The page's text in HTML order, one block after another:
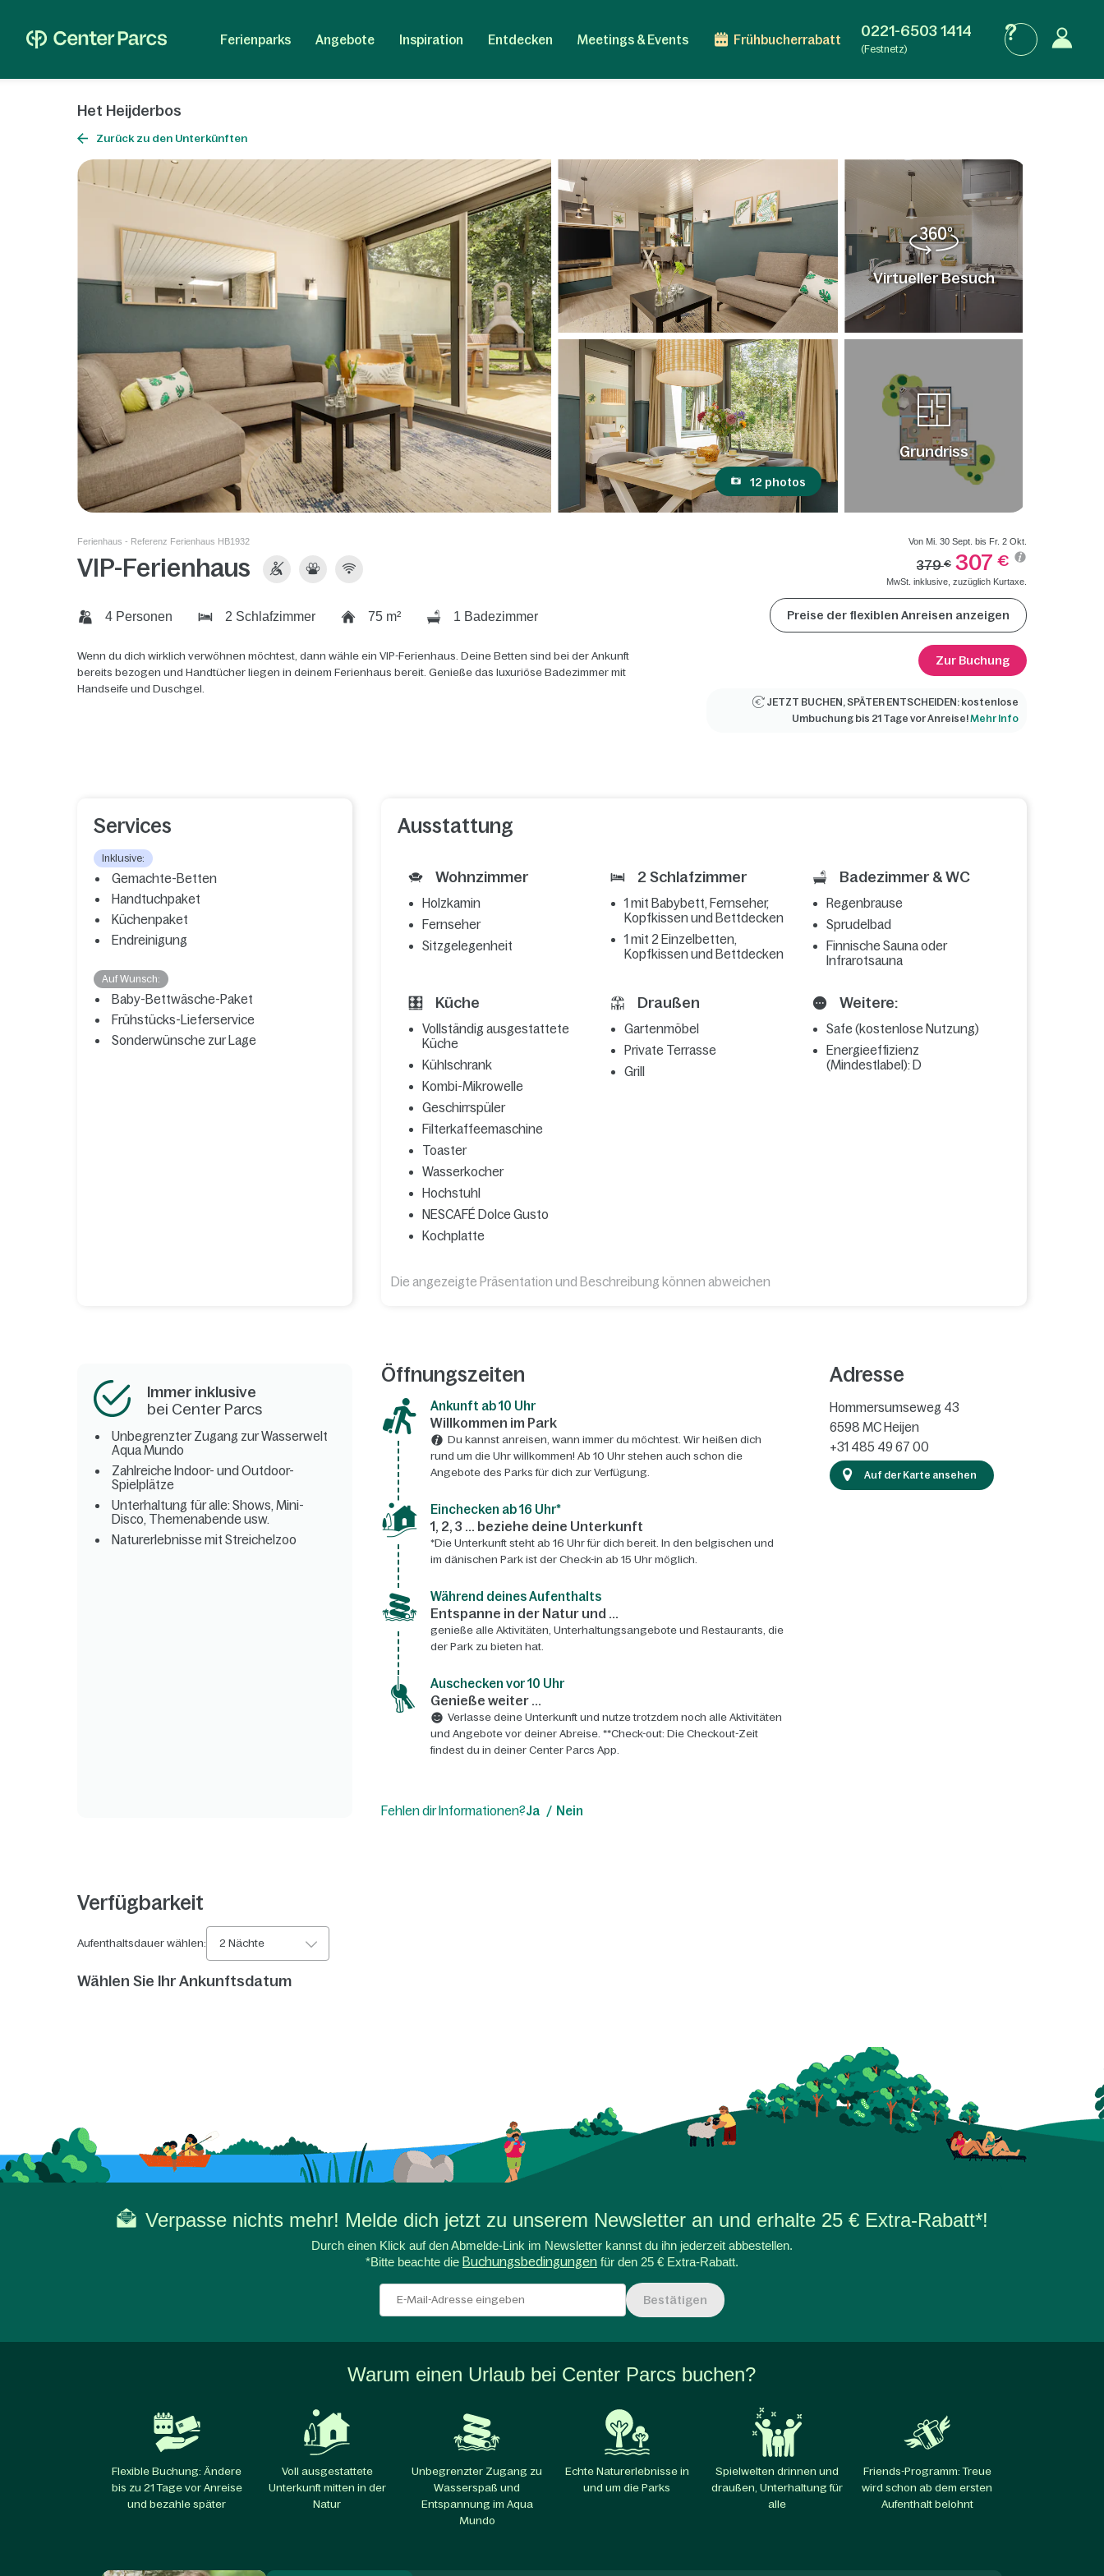
Ferienparks Angebote Inspiration Entdecken Meetings & Events Frühbucherrabatt 0221-6503 1414
(Festnetz)
Het Heijderbos
Zurück zu den Unterkünften
12 photos
Virtueller Besuch
Grundriss
Ferienhaus - Referenz Ferienhaus HB1932
VIP-Ferienhaus
4 Personen 2 Schlafzimmer 75 m² 1 Badezimmer
Wenn du dich wirklich verwöhnen möchtest, dann wähle ein VIP-Ferienhaus. Deine Betten sind bei der Ankunft
bereits bezogen und Handtücher liegen in deinem Ferienhaus bereit. Genieße das luxuriöse Badezimmer mit
Handseife und Duschgel.
Von Mi. 30 Sept. bis Fr. 2 Okt.
379€ 307 €
MwSt. inklusive, zuzüglich Kurtaxe.
Preise der flexiblen Anreisen anzeigen
Zur Buchung
JETZT BUCHEN, SPÄTER ENTSCHEIDEN: kostenlose
Umbuchung bis 21 Tage vor Anreise!Mehr Info
Services
Inklusive:
Gemachte-Betten
Handtuchpaket
Küchenpaket
Endreinigung
Auf Wunsch:
Baby-Bettwäsche-Paket
Frühstücks-Lieferservice
Sonderwünsche zur Lage
Ausstattung
Wohnzimmer
Holzkamin
Fernseher
Sitzgelegenheit
2 Schlafzimmer
1 mit Babybett, Fernseher,
Kopfkissen und Bettdecken
1 mit 2 Einzelbetten,
Kopfkissen und Bettdecken
Badezimmer & WC
Regenbrause
Sprudelbad
Finnische Sauna oder
Infrarotsauna
Küche
Vollständig ausgestattete
Küche
Kühlschrank
Kombi-Mikrowelle
Geschirrspüler
Filterkaffeemaschine
Toaster
Wasserkocher
Hochstuhl
NESCAFÉ Dolce Gusto
Kochplatte
Draußen
Gartenmöbel
Private Terrasse
Grill
Weitere:
Safe (kostenlose Nutzung)
Energieeffizienz
(Mindestlabel): D
Die angezeigte Präsentation und Beschreibung können abweichen
Immer inklusive
bei Center Parcs
Unbegrenzter Zugang zur Wasserwelt
Aqua Mundo
Zahlreiche Indoor- und Outdoor-
Spielplätze
Unterhaltung für alle: Shows, Mini-
Disco, Themenabende usw.
Naturerlebnisse mit Streichelzoo
Öffnungszeiten
Ankunft ab 10 Uhr
Willkommen im Park
Du kannst anreisen, wann immer du möchtest. Wir heißen dich
rund um die Uhr willkommen! Ab 10 Uhr stehen auch schon die
Angebote des Parks für dich zur Verfügung.
Einchecken ab 16 Uhr*
1, 2, 3 ... beziehe deine Unterkunft
*Die Unterkunft steht ab 16 Uhr für dich bereit. In den belgischen und
im dänischen Park ist der Check-in ab 15 Uhr möglich.
Während deines Aufenthalts
Entspanne in der Natur und ...
genieße alle Aktivitäten, Unterhaltungsangebote und Restaurants, die
der Park zu bieten hat.
Auschecken vor 10 Uhr
Genieße weiter ...
Verlasse deine Unterkunft und nutze trotzdem noch alle Aktivitäten
und Angebote vor deiner Abreise. **Check-out: Die Checkout-Zeit
findest du in deiner Center Parcs App.
Adresse
Hommersumseweg 43
6598 MC Heijen
+31 485 49 67 00
Auf der Karte ansehen
Fehlen dir Informationen?Ja Nein
Verfügbarkeit
Aufenthaltsdauer wählen: 2 Nächte
Wählen Sie Ihr Ankunftsdatum
Verpasse nichts mehr! Melde dich jetzt zu unserem Newsletter an und erhalte 25 € Extra-Rabatt*!
Durch einen Klick auf den Abmelde-Link im Newsletter kannst du ihn jederzeit abbestellen.
*Bitte beachte die Buchungsbedingungenfür den 25 € Extra-Rabatt.
Bestätigen
Warum einen Urlaub bei Center Parcs buchen?
Flexible Buchung: Ändere
bis zu 21 Tage vor Anreise
und bezahle später
Voll ausgestattete
Unterkunft mitten in der
Natur
Unbegrenzter Zugang zu
Wasserspaß und
Entspannung im Aqua
Mundo
Echte Naturerlebnisse in
und um die Parks​
Spielwelten drinnen und
draußen, Unterhaltung für
alle​
Friends-Programm: Treue
wird schon ab dem ersten
Aufenthalt belohnt